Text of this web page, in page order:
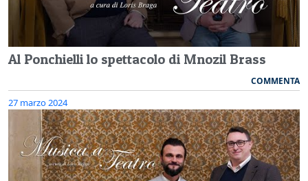
Al Ponchielli lo spettacolo di Mnozil Brass
COMMENTA
27 marzo 2024